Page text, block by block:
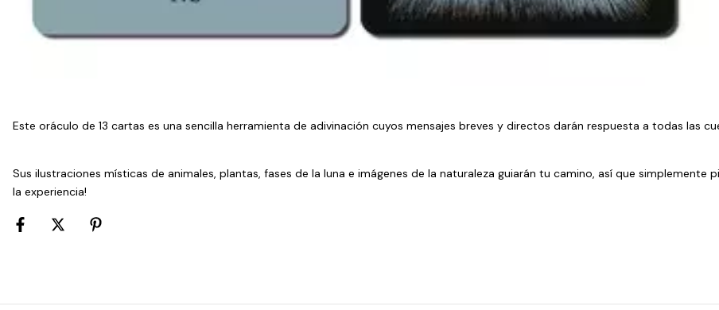
Este oráculo de 13 cartas es una sencilla herramienta de adivinación cuyos mensajes breves y directos darán respuesta a todas las
Sus ilustraciones místicas de animales, plantas, fases de la luna e imágenes de la naturaleza guiarán tu camino, así que simplemente
la experiencia!